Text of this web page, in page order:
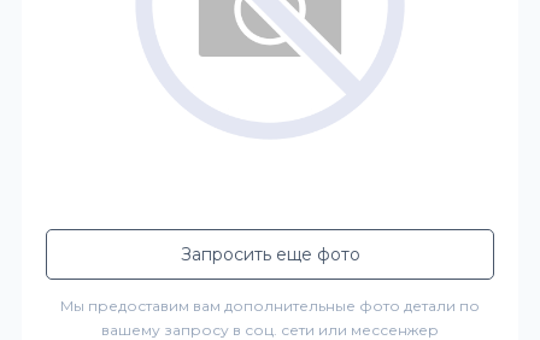
Запросить еще фото
Мы предоставим вам дополнительные фото детали по
вашему запросу в соц. сети или мессенжер